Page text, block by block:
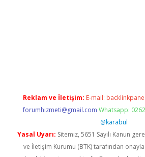
Reklam ve İletişim: E-mail:
forumhizmeti@gmail.com Whatsapp:
@karabul
Yasal Uyarı: Sitemiz, 5651 Sayılı Kanun
ve İletişim Kurumu (BTK) tarafından